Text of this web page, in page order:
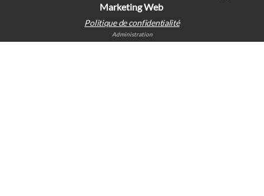
Marketing Web
Politique de confidentialité
Administration